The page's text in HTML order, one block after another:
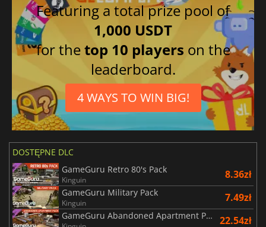
Featuring a total prize pool of
1,000 USDT
for thetop 10 players on the
leaderboard.
4 WAYS TO WIN BIG!
DOSTĘPNE DLC
GameGuru Retro 80's Pack
Kinguin 8.36zł
GameGuru Military Pack
Kinguin 7.49zł
GameGuru Abandoned Apartment Pack 22.54zł